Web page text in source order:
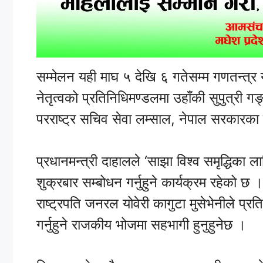
सम्मेलन यही माघ ५ देखि ६ गतेसम्म गणतन्त्र
नेतृत्वको प्रतिनिधिमण्डलमा उहाँकी सुपुत्री
परराष्ट्र सचिव सेवा लम्साल, नेपाल
प्रधानमन्त्री दाहालले ‘साझा विश्व समृद्धिका
शुक्रबार सम्बोधन गर्नुहुने कार्यक्रम रहेको छ ।
राष्ट्रपति जनरल योवेरी कागुटा मुसेभेनीले
गर्नुहुने राजकीय भोजमा सहभागी हुनुहुनेछ ।